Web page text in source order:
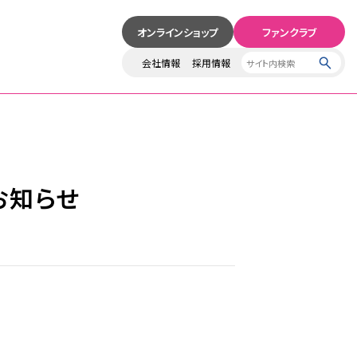
オンラインショップ ファンクラブ
会社情報 採用情報
知らせ